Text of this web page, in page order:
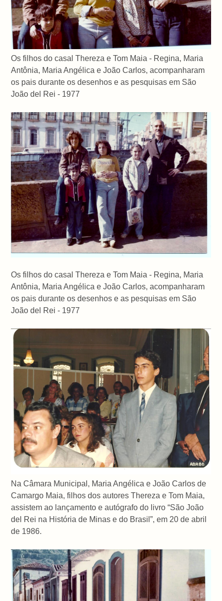
Os filhos do casal Thereza e Tom Maia - Regina, Maria
Antônia, Maria Angélica e João Carlos, acompanharam
os pais durante os desenhos e as pesquisas em São
João del Rei - 1977
Os filhos do casal Thereza e Tom Maia - Regina, Maria
Antônia, Maria Angélica e João Carlos, acompanharam
os pais durante os desenhos e as pesquisas em São
João del Rei - 1977
Na Câmara Municipal, Maria Angélica e João Carlos de
Camargo Maia, filhos dos autores Thereza e Tom Maia,
assistem ao lançamento e autógrafo do livro “São João
del Rei na História de Minas e do Brasil”, em 20 de abril
de 1986.